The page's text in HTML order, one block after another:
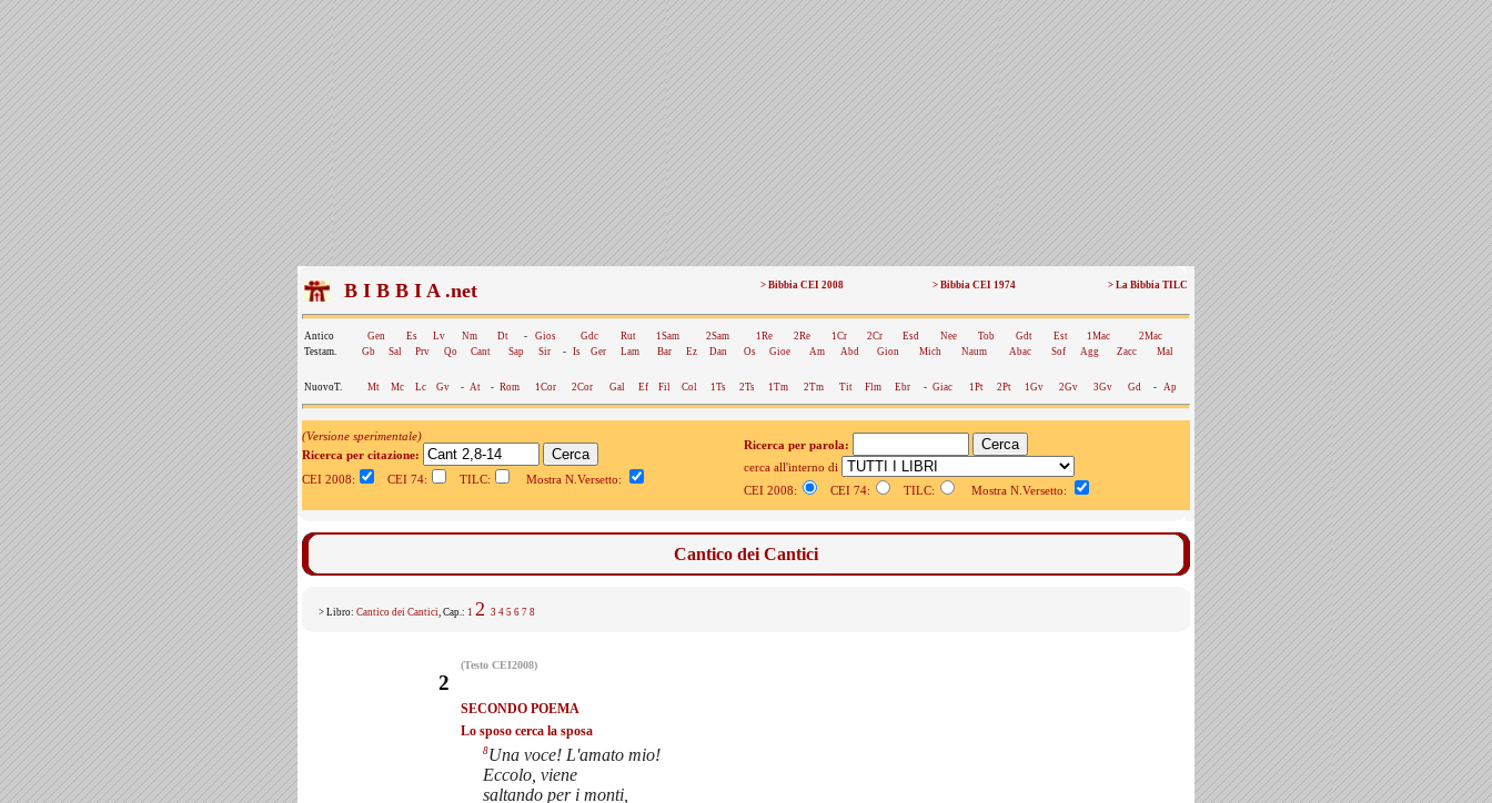
B I B B I A .net > Bibbia CEI 2008 > Bibbia CEI 1974 > La Bibbia TILC
Antico Gen Es Lv Nm Dt - Gios Gdc Rut 1Sam 2Sam 1Re 2Re 1Cr 2Cr Esd Nee Tob Gdt Est 1Mac
2Mac
Testam.
Gb Sal Prv Qo Cant Sap Sir - Is Ger Lam Bar Ez Dan Os Gioe Am Abd Gion Mich Naum Abac Sof Agg Zacc Mal
NuovoT. Mt Mc Lc Gv - At - Rom 1Cor 2Cor Gal Ef Fil Col 1Ts 2Ts 1Tm 2Tm Tit Flm Ebr - Giac 1Pt 2Pt 1Gv 2Gv 3Gv Gd - Ap
(Versione sperimentale)
Ricerca per citazione:
CEI 2008:
CEI 74: TILC: Mostra N.Versetto:
Ricerca per parola:
cerca all'interno di
CEI 2008:
CEI 74: TILC: Mostra N.Versetto:
Cantico dei Cantici
> Libro: Cantico dei Cantici, Cap.: 1 2 3 4 5 6 7 8
(Testo CEI2008)
2
SECONDO POEMA
Lo sposo cerca la sposa
8Una voce! L'amato mio!
Eccolo, viene
saltando per i monti,